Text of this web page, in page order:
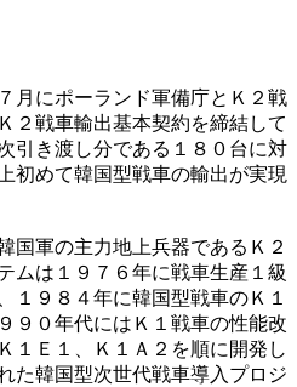
月にポーランド軍備庁とＫ２戦
２戦車輸出基本契約を締結して
引き渡し分である１８０台に対
初めて韓国型戦車の輸出が実現
国軍の主力地上兵器であるＫ２
ムは１９７６年に戦車生産１級
１９８４年に韓国型戦車のＫ１
９０年代にはＫ１戦車の性能改
１Ｅ１、Ｋ１Ａ２を順に開発し
た韓国型次世代戦車導入プロジ